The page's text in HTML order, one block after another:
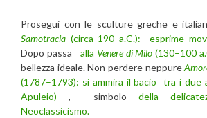
Prosegui con le sculture greche e
Samotracia (circa 190 a.C.): esprime
Dopo passa alla Venere di Milo (130–100
bellezza ideale. Non perdere neppure
(1787–1793): si ammira il bacio tra i due
Apuleio) , simbolo della
Neoclassicismo.